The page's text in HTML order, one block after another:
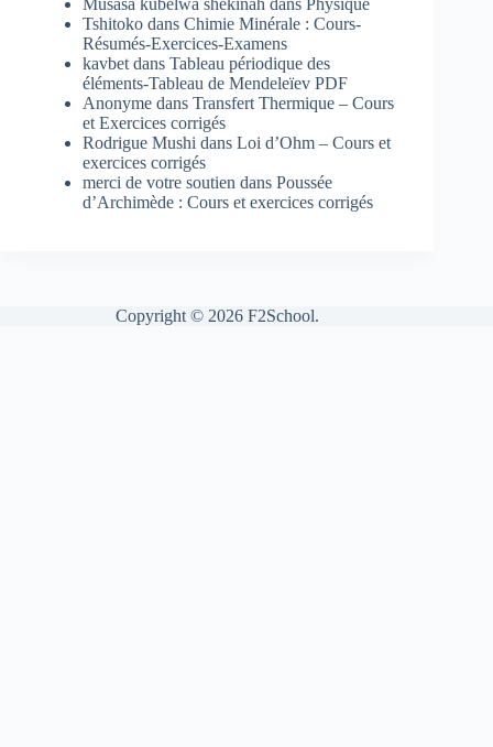
Musasa kubelwa shekinah dans Physique
Tshitoko dans Chimie Minérale : Cours-
Résumés-Exercices-Examens
kavbet dans Tableau périodique des
éléments-Tableau de Mendeleïev PDF
Anonyme dans Transfert Thermique – Cours
et Exercices corrigés
Rodrigue Mushi dans Loi d’Ohm – Cours et
exercices corrigés
merci de votre soutien dans Poussée
d’Archimède : Cours et exercices corrigés
Copyright © 2026 F2School.